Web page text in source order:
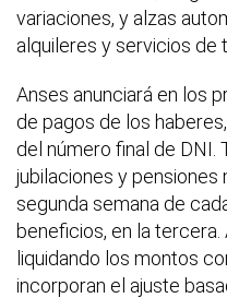
variaciones, y alzas
alquileres y servicios de
Anses anunciará en los
de pagos de los
del número final de DNI.
jubilaciones y pensiones
segunda semana de
beneficios, en la
liquidando los montos
incorporan el ajuste